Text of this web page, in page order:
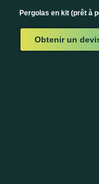
Pergolas en kit (prêt à
Obtenir un